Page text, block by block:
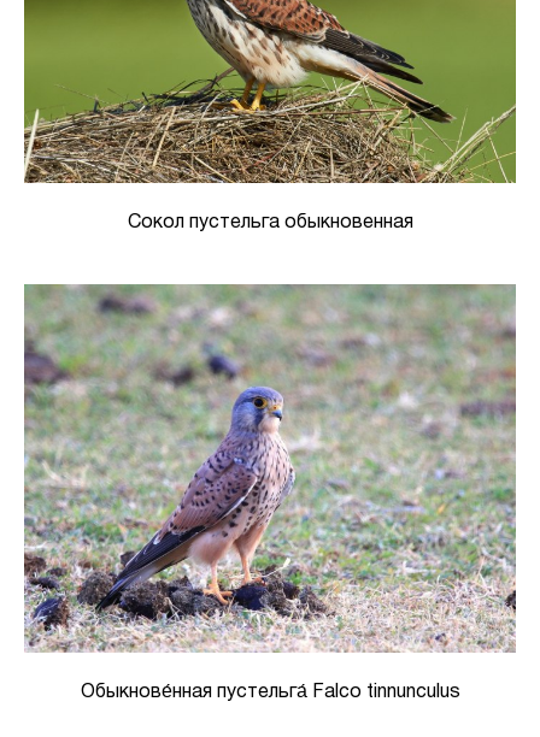
Сокол пустельга обыкновенная
Обыкнове́нная пустельга́ Falco tinnunculus